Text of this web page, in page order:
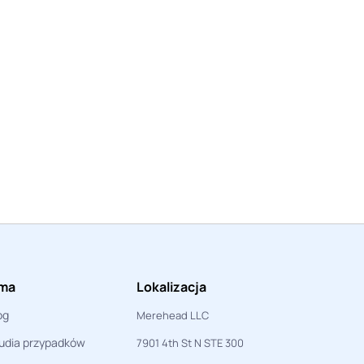
przypadków
Lokalizacja
Merehead LLC
7901 4th St N STE 300